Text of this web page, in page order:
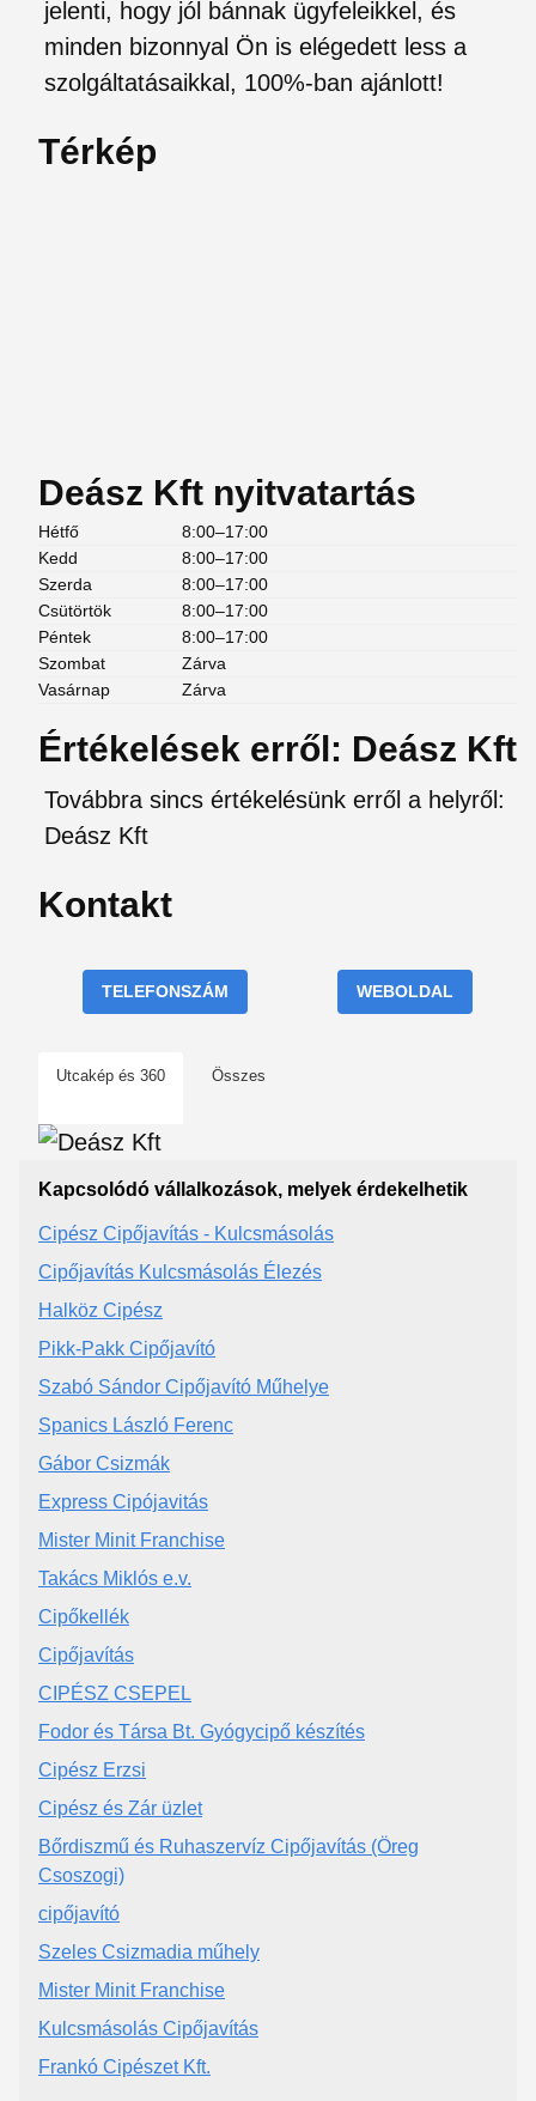
jelenti, hogy jól bánnak ügyfeleikkel, és
minden bizonnyal Ön is elégedett less a
szolgáltatásaikkal, 100%-ban ajánlott!
Térkép
Deász Kft nyitvatartás
Hétfő
8:00–17:00
Kedd
8:00–17:00
Szerda
8:00–17:00
Csütörtök
8:00–17:00
Péntek
8:00–17:00
Szombat
Zárva
Vasárnap
Zárva
Értékelések erről: Deász Kft
Továbbra sincs értékelésünk erről a helyről:
Deász Kft
Kontakt
TELEFONSZÁM WEBOLDAL
Utcakép és 360 Összes
Kapcsolódó vállalkozások, melyek érdekelhetik
Cipész Cipőjavítás - Kulcsmásolás
Cipőjavítás Kulcsmásolás Élezés
Halköz Cipész
Pikk-Pakk Cipőjavító
Szabó Sándor Cipőjavító Műhelye
Spanics László Ferenc
Gábor Csizmák
Express Cipójavitás
Mister Minit Franchise
Takács Miklós e.v.
Cipőkellék
Cipőjavítás
CIPÉSZ CSEPEL
Fodor és Társa Bt. Gyógycipő készítés
Cipész Erzsi
Cipész és Zár üzlet
Bőrdiszmű és Ruhaszervíz Cipőjavítás (Öreg
Csoszogi)
cipőjavító
Szeles Csizmadia műhely
Mister Minit Franchise
Kulcsmásolás Cipőjavítás
Frankó Cipészet Kft.